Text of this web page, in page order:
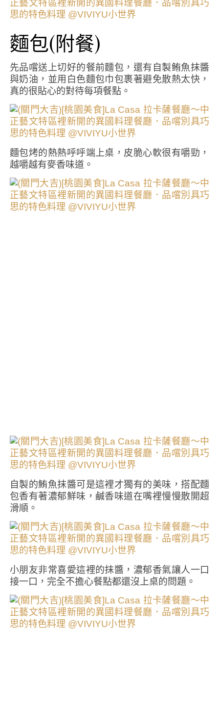
麵包(附餐)
先品嚐送上切好的餐前麵包，還有自製鲔魚抹醬
與奶油，並用白色麵包巾包裹著避免散熱太快，
真的很貼心的對待每項餐點。
麵包烤的熱熱呼呼端上桌，皮脆心軟很有嚼勁，
越嚼越有麥香味道。
自製的鮪魚抹醬可是這裡才獨有的美味，搭配麵
包香有著濃郁鮮味，鹹香味道在嘴裡慢慢散開超
滑順。
小朋友非常喜愛這裡的抹醬，濃郁香氣讓人一口
接一口，完全不擔心餐點都還沒上桌的問題。